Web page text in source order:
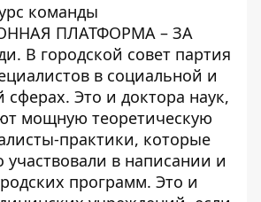
команды
ПЛАТФОРМА – ЗА
В городской совет партия
в социальной и
сферах. Это и доктора наук,
мощную теоретическую
практики, которые
участвовали в написании и
программ. Это и